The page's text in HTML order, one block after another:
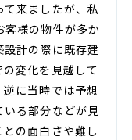
来ましたが、私
客様の物件が多か
計の際に既存建
変化を見越して
に当時では予想
いる部分などが見
の面白さや難し